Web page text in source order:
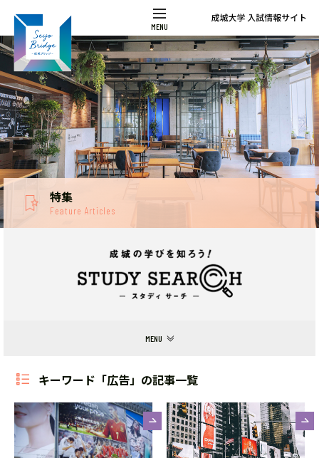
特集
Feature Articles
キーワード「広告」の記事一覧